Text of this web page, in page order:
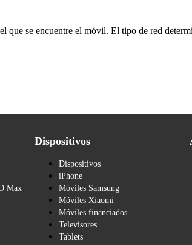
que se encuentre el móvil. El tipo de red
Max
Dispositivos
Dispositivos
iPhone
Móviles Samsung
Móviles Xiaomi
Móviles financiados
Televisores
Tablets